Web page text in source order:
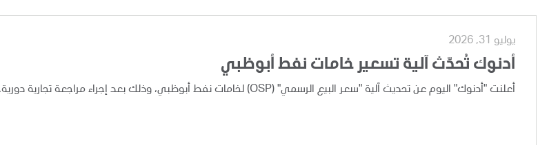
يوليو 31, 2026
أدنوك تُحدّث آلية تسعير خامات نفط أبوظبي
أعلنت "أدنوك" اليوم عن تحديث آلية "سعر البيع الرسمي" (OSP) لخامات نفط أبوظبي، وذلك بعد إجراء مراجعة تجارية دورية.